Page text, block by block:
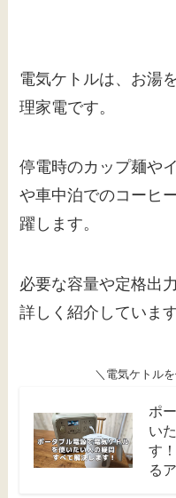
電気ケトルは、お湯
理家電です。
停電時のカップ麺や
や車中泊でのコーヒ
躍します。
必要な容量や定格出
詳しく紹介しています
＼電気ケトル
ポ
い
す
る